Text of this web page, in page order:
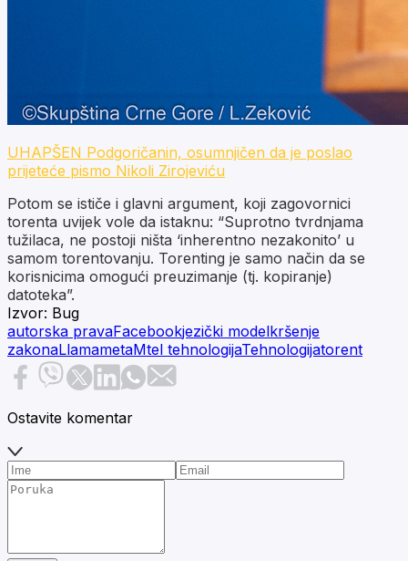
UHAPŠEN Podgoričanin, osumnjičen da je poslao
prijeteće pismo Nikoli Zirojeviću
Potom se ističe i glavni argument, koji zagovornici
torenta uvijek vole da istaknu: “Suprotno tvrdnjama
tužilaca, ne postoji ništa ‘inherentno nezakonito’ u
samom torentovanju. Torenting je samo način da se
korisnicima omogući preuzimanje (tj. kopiranje)
datoteka”.
Izvor: Bug
autorska pravaFacebookjezički modelkršenje
zakonaLlamametaMtel tehnologijaTehnologijatorent
Ostavite komentar